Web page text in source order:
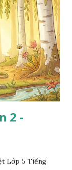
2 -
Lớp 5 Tiếng